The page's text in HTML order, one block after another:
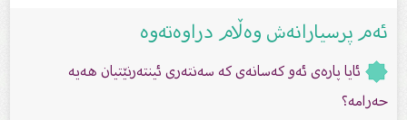
ئەم پرسیارانەش وەڵام دراوەتەوە
ئایا پارەى ئەو كەسانەى كە سەنتەرى ئینتەرنێتیان هەیە
حەرامە؟